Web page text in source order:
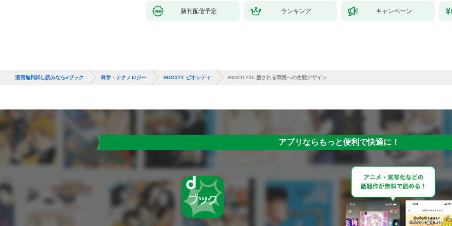
新刊配信予定 ランキング キャンペーン
漫画無料試し読みならdブック 科学・テクノロジー BIOCITY ビオシティ BIOCITY35 癒される環境への生態デザイン
アプリならもっと便利で快適に！